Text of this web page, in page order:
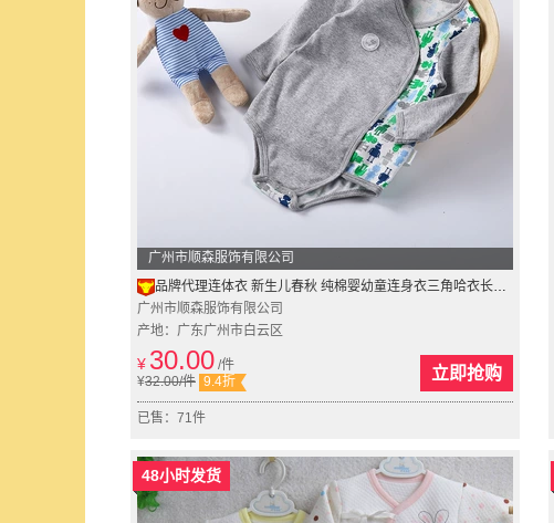
广州市顺森服饰有限公司
品牌代理连体衣 新生儿春秋 纯棉婴幼童连身衣三角哈衣长袖棉批发
广州市顺森服饰有限公司
产地：广东广州市白云区
¥ 30.00 /件
¥32.00/件 9.4折 立即抢购
已售：71件
48小时发货